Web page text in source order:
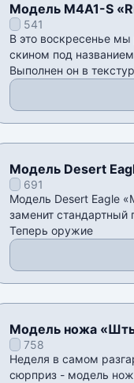
Модель M4A1-S
541
В это воскресенье
скином под
Выполнен он в
Модель Desert
CSS v34
691
Модель Desert Eagle
заменит стандартный
Теперь оружие
Модель ножа
v34758
Неделя в самом
сюрприз - модель